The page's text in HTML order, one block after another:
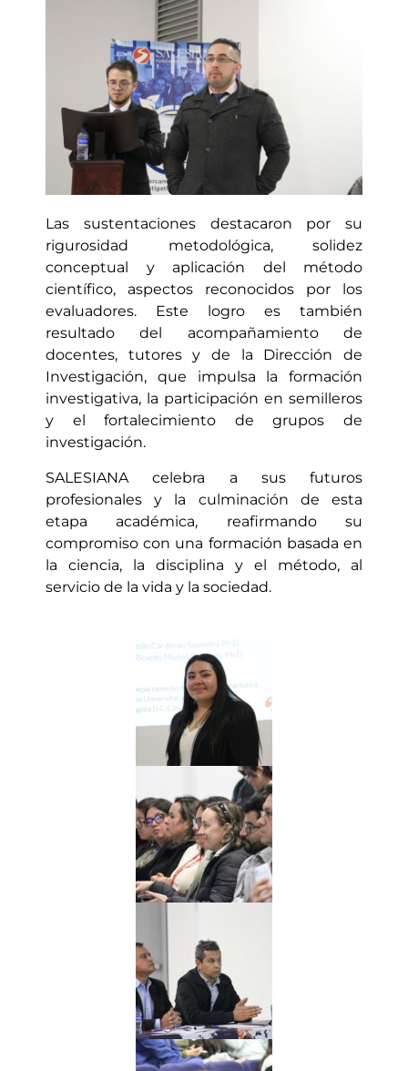
Las sustentaciones destacaron por su
rigurosidad metodológica, solidez
conceptual y aplicación del método
científico, aspectos reconocidos por los
evaluadores. Este logro es también
resultado del acompañamiento de
docentes, tutores y de la Dirección de
Investigación, que impulsa la formación
investigativa, la participación en semilleros
y el fortalecimiento de grupos de
investigación.
SALESIANA celebra a sus futuros
profesionales y la culminación de esta
etapa académica, reafirmando su
compromiso con una formación basada en
la ciencia, la disciplina y el método, al
servicio de la vida y la sociedad.